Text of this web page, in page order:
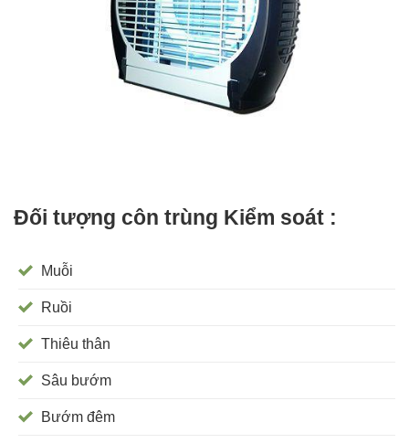
Đối tượng côn trùng Kiểm soát :
Muỗi
Ruồi
Thiêu thân
Sâu bướm
Bướm đêm